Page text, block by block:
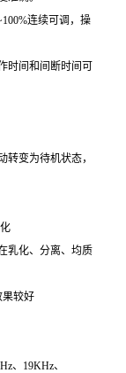
连续可调，操
时间和间断时间可
转变为待机状态，
乳化、分离、均质
果较好
、19KHz、